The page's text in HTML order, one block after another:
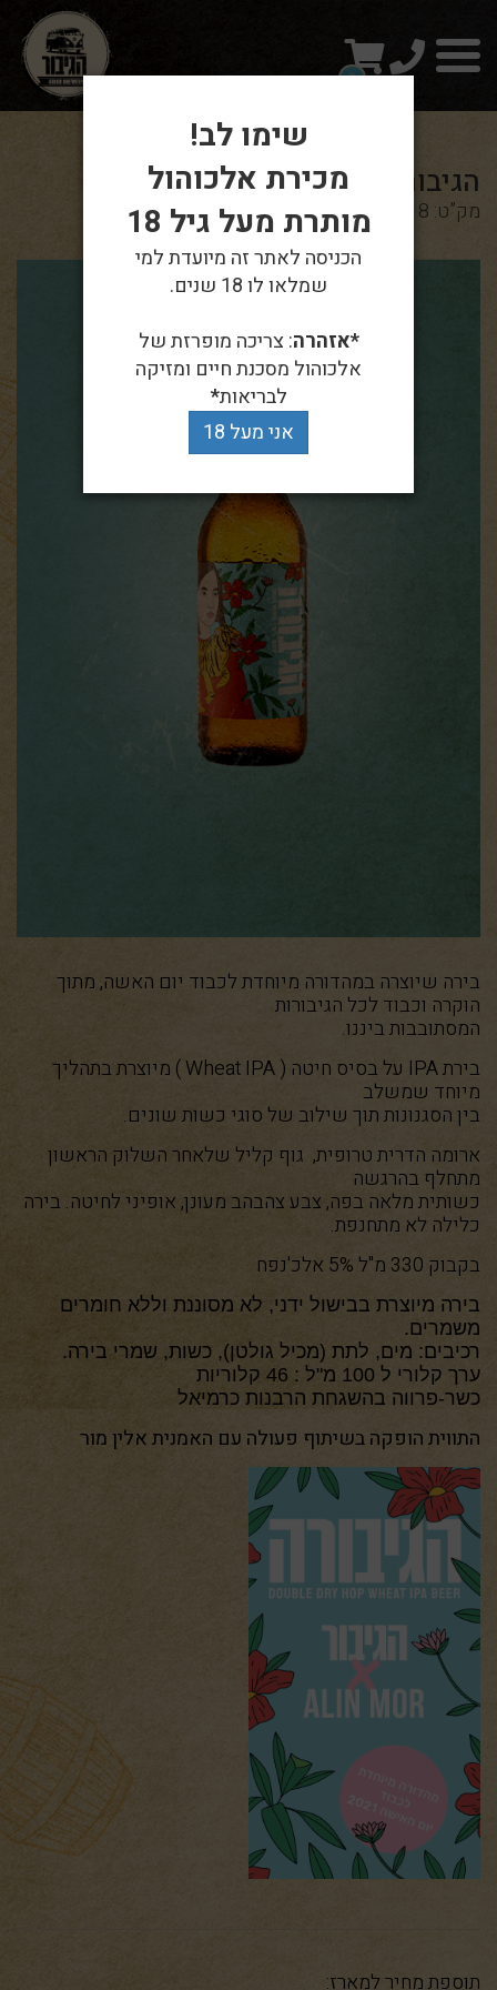
תפריט טלפוןעגלת
קניות0
הגיבורה WIPA
מק”ט: 1218
בירה שיוצרה במהדורה מיוחדת לכבוד יום האשה, מתוך
הוקרה וכבוד לכל הגיבורות
המסתובבות ביננו.
בירתIPA על בסיס חיטה (Wheat IPA) מיוצרת בתהליך
מיוחד שמשלב
בין הסגנונות תוך שילוב של סוגי כשות שונים.
ארומה הדרית טרופית, גוף קליל שלאחר השלוק הראשון
מתחלף בהרגשה
כשותית מלאה בפה, צבע צהבהב מעונן, אופיני לחיטה. בירה
כלילה לא מתחנפת.
בקבוק 330 מ"ל 5% אלכ'נפח
בירה מיוצרת בבישול ידני, לא מסוננת וללא חומרים
משמרים.
רכיבים: מים, לתת (מכיל גולטן), כשות, שמרי בירה.
ערך קלורי ל 100 מ"ל : 46 קלוריות
כשר-פרווה בהשגחת הרבנות כרמיאל
התווית הופקה בשיתוף פעולה עם האמניתאלין מור
תוספת מחיר למארז:
שימו לב!
מכירת אלכוהול
מותרת מעל גיל 18
הכניסה לאתר זה מיועדת למי
שמלאו לו 18 שנים.
*אזהרה: צריכה מופרזת של
אלכוהול מסכנת חיים ומזיקה
לבריאות*
אני מעל 18